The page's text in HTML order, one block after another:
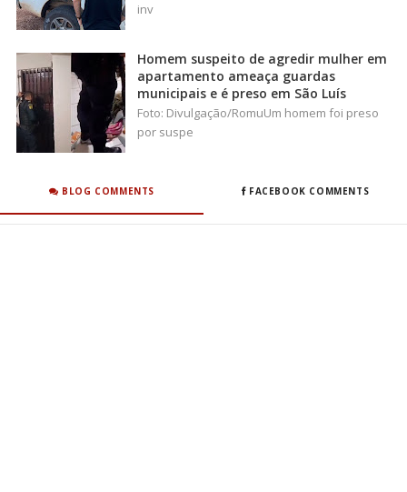
inv
Homem suspeito de agredir mulher em
apartamento ameaça guardas
municipais e é preso em São Luís
Foto: Divulgação/RomuUm homem foi preso
por suspe
BLOG COMMENTS FACEBOOK COMMENTS